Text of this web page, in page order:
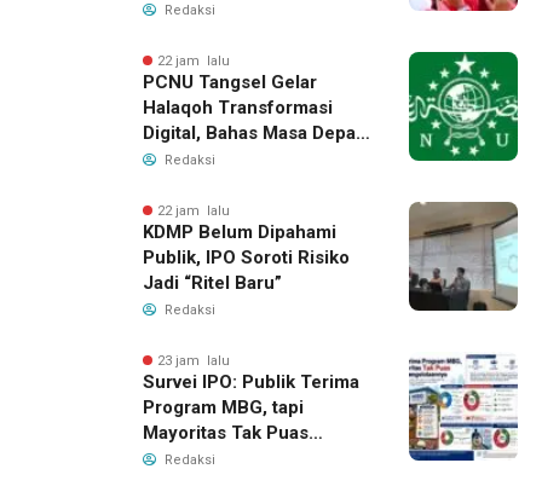
Redaksi
22 jam lalu
PCNU Tangsel Gelar
Halaqoh Transformasi
Digital, Bahas Masa Depan
NU di Era Disrupsi
Redaksi
22 jam lalu
KDMP Belum Dipahami
Publik, IPO Soroti Risiko
Jadi “Ritel Baru”
Redaksi
23 jam lalu
Survei IPO: Publik Terima
Program MBG, tapi
Mayoritas Tak Puas
dengan Pengelolaannya
Redaksi